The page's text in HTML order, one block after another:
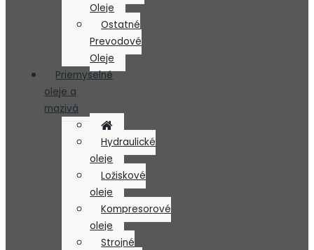
Oleje
Ostatné
Prevodové
Oleje
Priemyselné
oleje a
mazivá
Hydraulické
oleje
Ložiskové
oleje
Kompresorové
oleje
Strojné